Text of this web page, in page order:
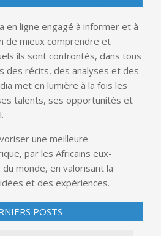
en ligne engagé à informer et à
de mieux comprendre et
ils sont confrontés, dans tous
des récits, des analyses et des
met en lumière à la fois les
talents, ses opportunités et
une meilleure
par les Africains eux-
monde, en valorisant la
et des expériences.
POSTS